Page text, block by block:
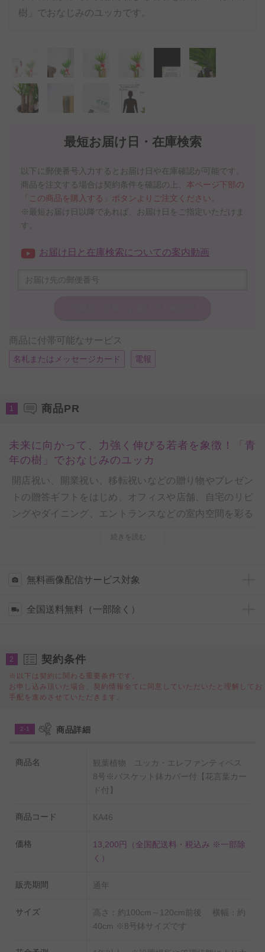
最短お届け日・在庫検索
以下に郵便番号入力するとお届け日や在庫確認が可能です。
商品を注文する場合は契約条件を確認の上、 本ページ下部の
「この商品を購入する」ボタンよりご注文ください。
※最短お届け日以降であれば、お届け日をご指定いただけま
す。
お届け日と在庫検索についての案内動画
商品に付帯可能なサービス
名札またはメッセージカード 電報
樹」でおなじみのユッカです。
1 商品PR
未来に向かって、力強く伸びる若者を象徴！「青
年の樹」でおなじみのユッカ
開店祝い、開業祝い、移転祝いなどの贈り物やプレゼン
トの贈答ギフトをはじめ、オフィスや店舗、自宅のリビ
ングやダイニング、エントランスなどの室内空間を彩る
◆「ユッカ・エレファンティペス」とは？
気のユッカ・エレファンティペスは、力強く伸びる若者
幹、剣のように鋭く天を向いた葉は、オフィスやお部屋
のインテリアとしてもオススメです。
ユッカの花言葉を記した花言葉カード付きなので、お届
ことが可能です。
※出荷条件によってはお付けできない場合もございま
いつも適当に水をやっているけど本当に大丈夫？という
不安の声にお応えし、
使い方は鉢に挿すだけ。お届け先様にお手間はお掛けい
続きを読む
無料画像配信サービス対象
全国送料無料（一部除く）
2 契約条件
※以下は契約に関わる重要条件です。
お申し込み頂いた場合、契約情報全てに同意していただいたと理解してお
手配を進めさせていただきます。
2-1 商品詳細
商品名
観葉植物 ユッカ・エレファンティペス
8号※バスケット鉢カバー付【花言葉カー
ド付】
商品コード KA46
価格 13,200円
（全国配送料・税込み ※一部除
く）
販売期間 通年
サイズ
高さ：約100cm～120cm前後 横幅：約
40cm ※8号鉢サイズです